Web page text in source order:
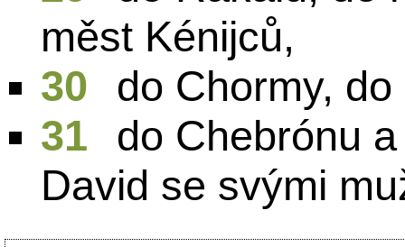
měst Kénijců,
30
do Chormy,
31
do Chebrónu
David se svými